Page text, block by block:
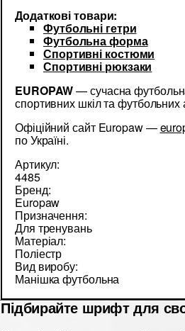
Додаткові товари:
Футбольні гетри
Футбольна форма
Спортивні костюми
Спортивні рюкзаки
EUROPAW— сучасна
спортивних шкіл та футбольних
Офіційний сайт Europaw —
по Україні.
Артикул:
4485
Бренд:
Europaw
Призначення:
Для тренувань
Матеріал:
Поліестр
Вид виробу:
Манішка футбольна
Підбирайте шрифт для